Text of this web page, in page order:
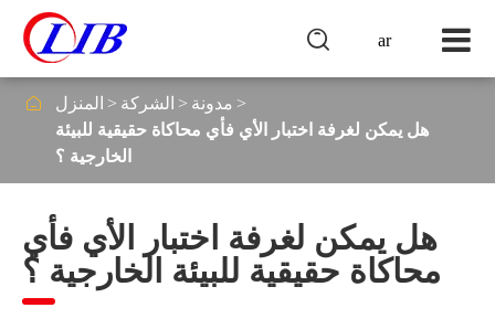
ar

 المنزل الشركة
مدونة
هل يمكن لغرفة اختبار الأي فأي محاكاة حقيقية للبيئة
الخارجية ؟
هل يمكن لغرفة اختبار الأي فأي
محاكاة حقيقية للبيئة الخارجية ؟